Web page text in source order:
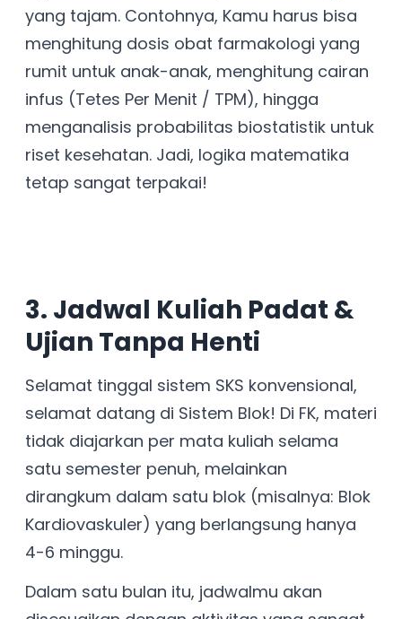
yang tajam. Contohnya, Kamu harus bisa
menghitung dosis obat farmakologi yang
rumit untuk anak-anak, menghitung cairan
infus (Tetes Per Menit / TPM), hingga
menganalisis probabilitas biostatistik untuk
riset kesehatan. Jadi, logika matematika
tetap sangat terpakai!
3. Jadwal Kuliah Padat &
Ujian Tanpa Henti
Selamat tinggal sistem SKS konvensional,
selamat datang di Sistem Blok! Di FK, materi
tidak diajarkan per mata kuliah selama
satu semester penuh, melainkan
dirangkum dalam satu blok (misalnya: Blok
Kardiovaskuler) yang berlangsung hanya
4-6 minggu.
Dalam satu bulan itu, jadwalmu akan